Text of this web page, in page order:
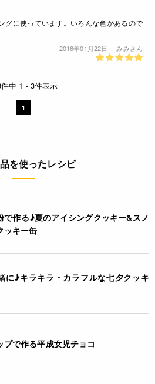
グに使っています。いろんな色があるので
2016年01月22日 みみさん
中 1 - 3件表示
1
を使ったレシピ
で作る♪夏のアイシングクッキー&スノ
ッキー缶
に♪キラキラ・カラフルな七夕クッキ
プで作る平成女児チョコ